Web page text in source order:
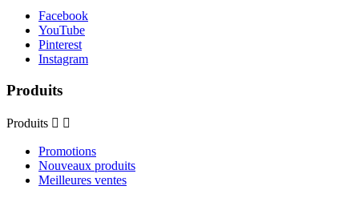
Facebook
YouTube
Pinterest
Instagram
Produits
Produits  
Promotions
Nouveaux produits
Meilleures ventes